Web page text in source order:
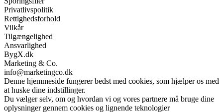
Privatlivspolitik
Rettighedsforhold
Vilkår
Tilgængelighed
Ansvarlighed
BygX.dk
Marketing & Co.
info@marketingco.dk
Denne hjemmeside fungerer bedst med cookies, som hjælper os med
at huske dine indstillinger.
Du vælger selv, om og hvordan vi og vores partnere må bruge dine
oplysninger gennem cookies og lignende teknologier